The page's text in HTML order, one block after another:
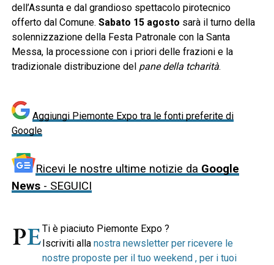
dell’Assunta e dal grandioso spettacolo pirotecnico
offerto dal Comune. Sabato 15 agosto sarà il turno della
solennizzazione della Festa Patronale con la Santa
Messa, la processione con i priori delle frazioni e la
tradizionale distribuzione del pane della tcharità.
Aggiungi Piemonte Expo tra le fonti preferite di
Google
Ricevi le nostre ultime notizie da Google
News- SEGUICI
Ti è piaciuto Piemonte Expo ?
Iscriviti alla nostra newsletter per ricevere le
nostre proposte per il tuo weekend , per i tuoi